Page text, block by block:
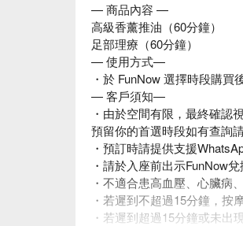
— 商品內容 —
高級香薰推油（60分鐘）
足部理療（60分鐘）
— 使用方式—
・於 FunNow 選擇時段購買
— 客戶須知—
・由於空間有限，最終確認
預留你的首選時段如有查詢
・預訂時請提供支援
・請於入座前出示FunNow兌
・不適合患高血壓、心臟病
・若遲到不超過15分鐘，按
・若遲到超過15分鐘或未